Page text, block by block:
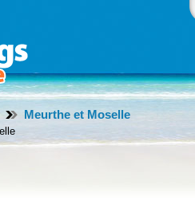
Meurthe et Moselle